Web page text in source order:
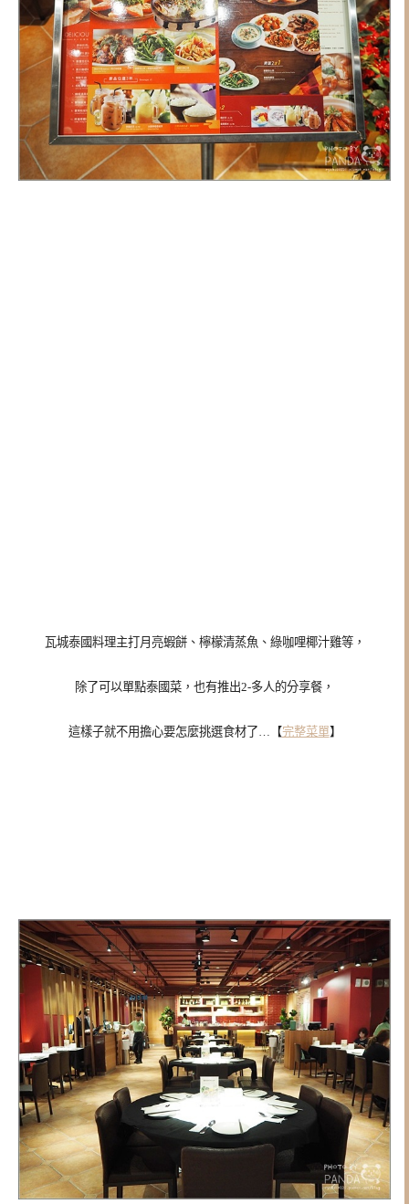
瓦城泰國料理主打月亮蝦餅、檸檬清蒸魚、綠咖哩椰汁雞等，
除了可以單點泰國菜，也有推出2-多人的分享餐，
這樣子就不用擔心要怎麼挑選食材了…【完整菜單】